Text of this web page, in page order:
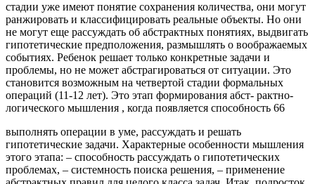
стадии уже имеют понятие сохранения количества, они могут
ранжировать и классифицировать реальные объекты. Но они
не могут еще рассуждать об абстрактных понятиях, выдвигать
гипотетические предположения, размышлять о воображаемых
событиях. Ребенок решает только конкретные задачи и
проблемы, но не может абстрагироваться от ситуации. Это
становится возможным на четвертой стадии формальных
операций (11-12 лет). Это этап формирования абст- рактно-
логического мышления , когда появляется способность 66
выполнять операции в уме, рассуждать и решать
гипотетические задачи. Характерные особенности мышления
этого этапа: – способность рассуждать о гипотетических
проблемах, – системность поиска решения, – применение